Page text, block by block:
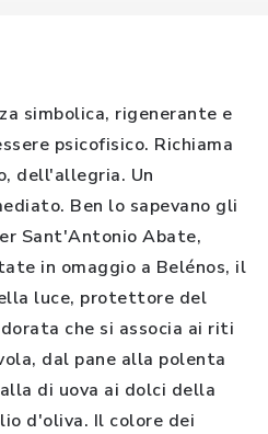
simbolica, rigenerante e
psicofisico. Richiama
dell'allegria. Un
Ben lo sapevano gli
Sant'Antonio Abate,
in omaggio a Belénos, il
luce, protettore del
che si associa ai riti
dal pane alla polenta
di uova ai dolci della
d'oliva. Il colore dei